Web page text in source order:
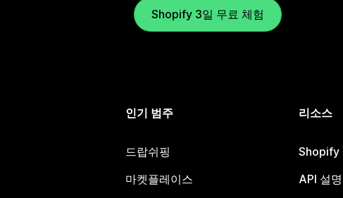
Shopify 3일 무료 체험
인기 범주
드랍쉬핑
마켓플레이스
리소스
Shopify
API 설